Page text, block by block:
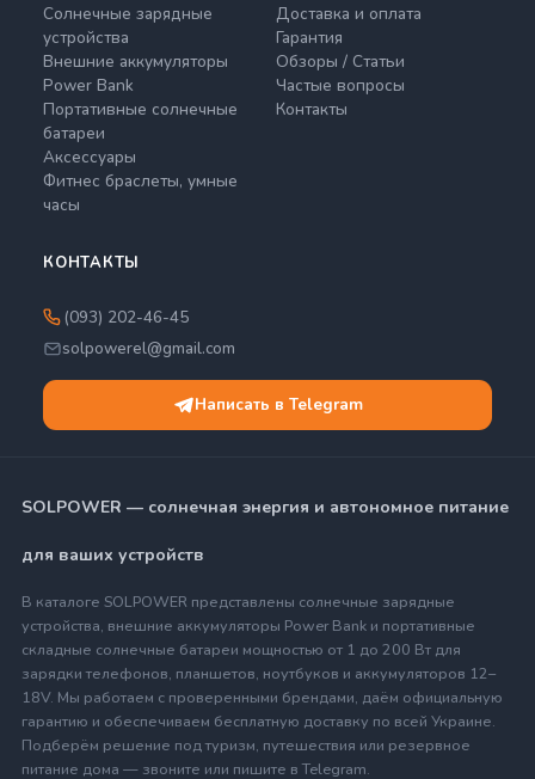
Солнечные зарядные
устройства
Внешние аккумуляторы
Power Bank
Портативные солнечные
батареи
Аксессуары
Фитнес браслеты, умные
часы
Доставка и оплата
Гарантия
Обзоры / Статьи
Частые вопросы
Контакты
КОНТАКТЫ
(093) 202-46-45
solpowerel@gmail.com
Написать в Telegram
SOLPOWER — солнечная энергия и автономное питание
для ваших устройств
В каталоге SOLPOWER представлены солнечные зарядные
устройства, внешние аккумуляторы Power Bank и портативные
складные солнечные батареи мощностью от 1 до 200 Вт для
зарядки телефонов, планшетов, ноутбуков и аккумуляторов 12–
18V. Мы работаем с проверенными брендами, даём официальную
гарантию и обеспечиваем бесплатную доставку по всей Украине.
Подберём решение под туризм, путешествия или резервное
питание дома — звоните или пишите в Telegram.